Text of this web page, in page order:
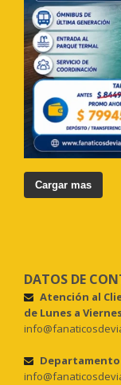
Cargar mas
DATOS DE
Atención al
de Lunes a